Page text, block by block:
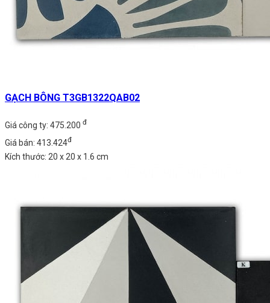
GẠCH BÔNG T3GB1322QAB02
Giá công ty: 475.200 đ
Giá bán: 413.424đ
Kích thước: 20 x 20 x 1.6 cm